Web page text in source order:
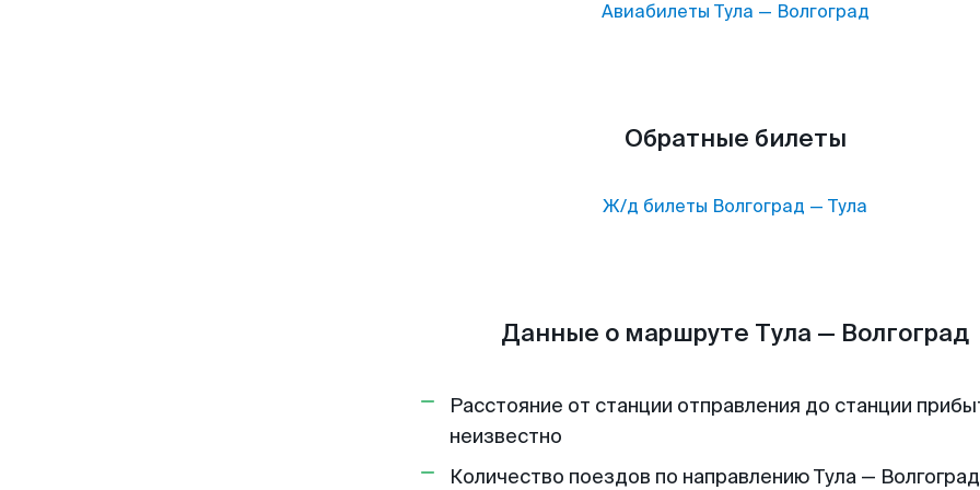
Авиабилеты Тула — Волгоград
Обратные билеты
Ж/д билеты Волгоград — Тула
Данные о маршруте Тула — Волгоград
Расстояние от станции отправления до станции
неизвестно
Количество поездов по направлению Тула — Волгоград